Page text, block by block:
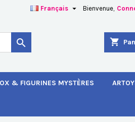
Bienvenue,
Français 
shopping_cart

& FIGURINES MYSTÈRES
d'envies.
Connexion